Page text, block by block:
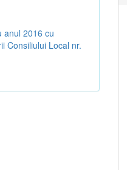
anul 2016 cu
Consiliului Local nr.